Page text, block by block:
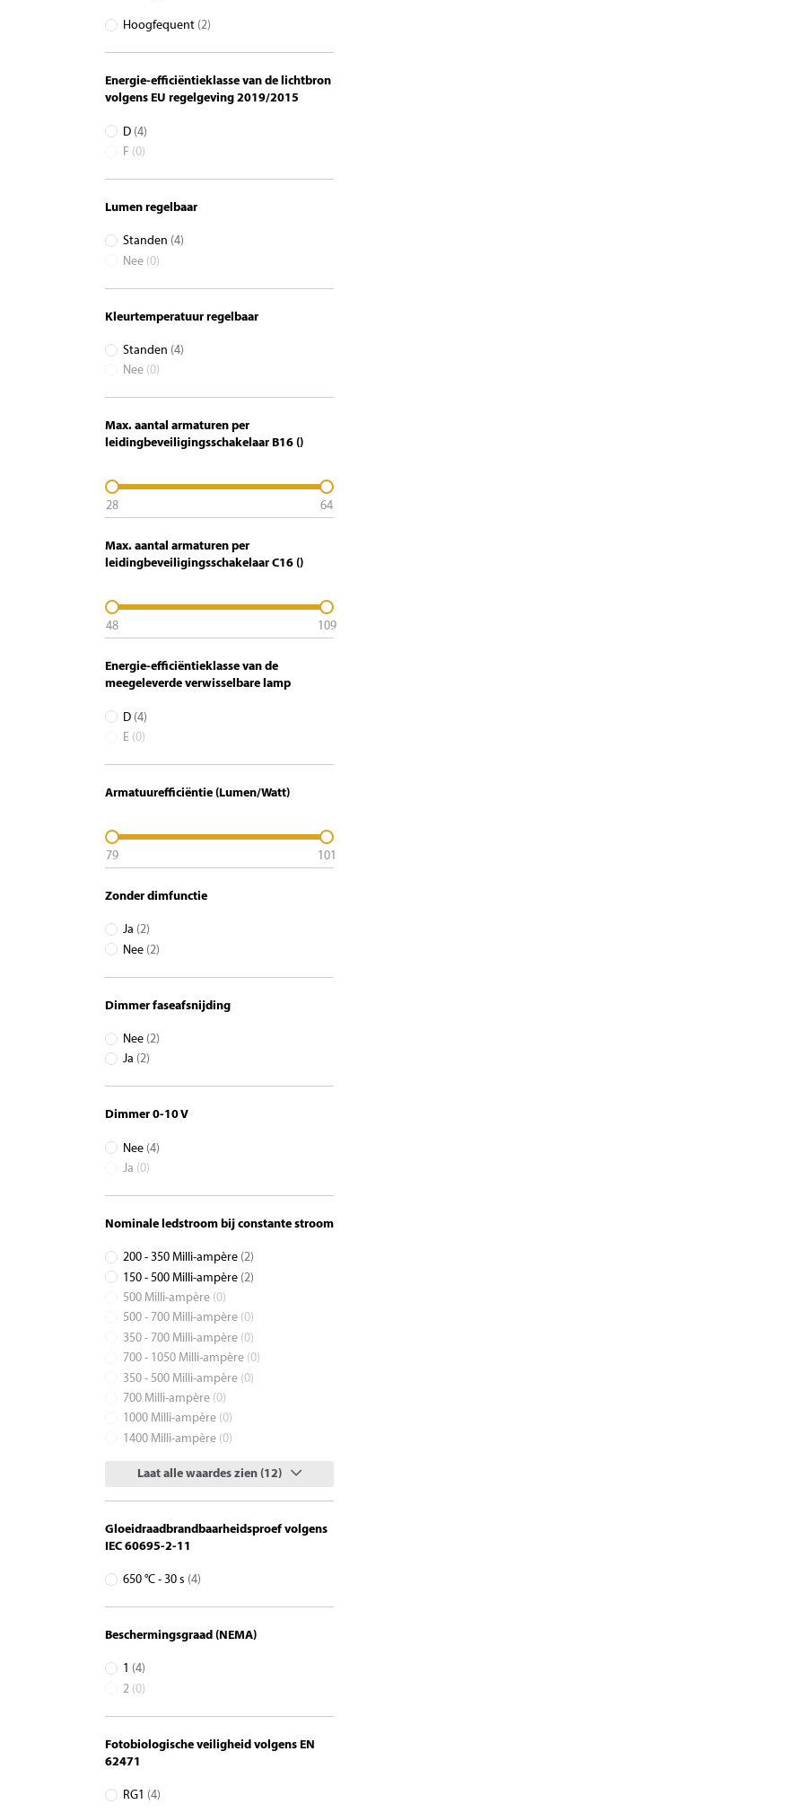
Hoogfequent (2)
Energie-efficiëntieklasse van de lichtbron
volgens EU regelgeving 2019/2015
D (4)
F (0)
Lumen regelbaar
Standen (4)
Nee (0)
Kleurtemperatuur regelbaar
Standen (4)
Nee (0)
Max. aantal armaturen per
leidingbeveiligingsschakelaar B16 ()
28 64
Max. aantal armaturen per
leidingbeveiligingsschakelaar C16 ()
48 109
Energie-efficiëntieklasse van de
meegeleverde verwisselbare lamp
D (4)
E (0)
Armatuurefficiëntie (Lumen/Watt)
79 101
Zonder dimfunctie
Ja (2)
Nee (2)
Dimmer faseafsnijding
Nee (2)
Ja (2)
Dimmer 0-10 V
Nee (4)
Ja (0)
Nominale ledstroom bij constante stroom
200 - 350 Milli-ampère (2)
150 - 500 Milli-ampère (2)
500 Milli-ampère (0)
500 - 700 Milli-ampère (0)
350 - 700 Milli-ampère (0)
700 - 1050 Milli-ampère (0)
350 - 500 Milli-ampère (0)
700 Milli-ampère (0)
1000 Milli-ampère (0)
1400 Milli-ampère (0)
Laat alle waardes zien (12)
Gloeidraadbrandbaarheidsproef volgens
IEC 60695-2-11
650 °C - 30 s (4)
Beschermingsgraad (NEMA)
1 (4)
2 (0)
Fotobiologische veiligheid volgens EN
62471
RG1 (4)